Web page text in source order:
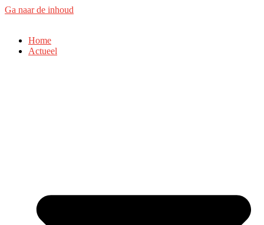
Ga naar de inhoud
Home
Actueel